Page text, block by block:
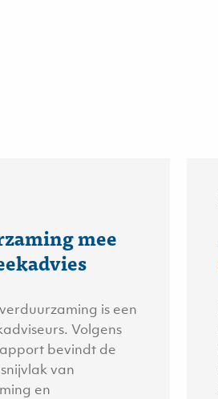
mee
is een
Volgens
bevindt de
van
en